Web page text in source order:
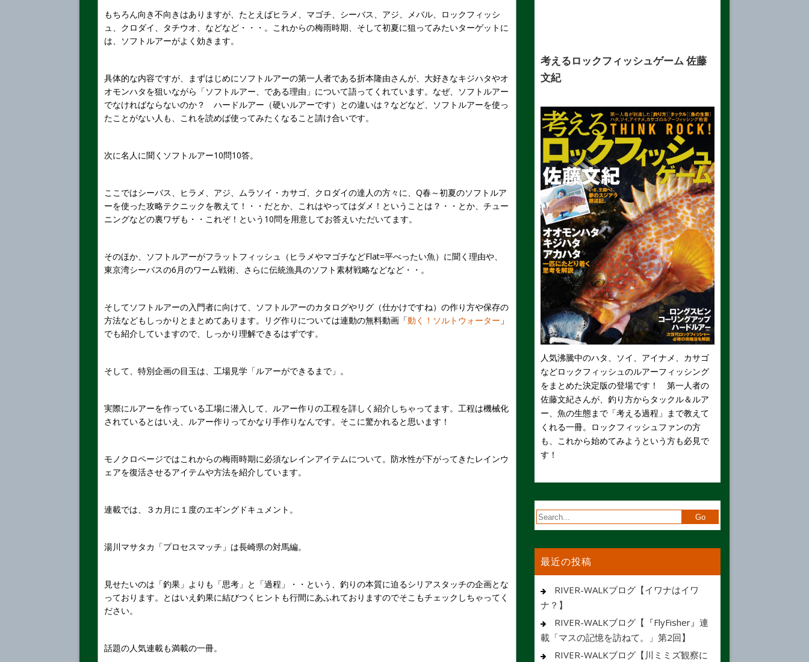
もちろん向き不向きはありますが、たとえばヒラメ、マゴチ、シーバス、アジ、メバル、ロックフィッシ
ュ、クロダイ、タチウオ、などなど・・・。これからの梅雨時期、そして初夏に狙ってみたいターゲットに
は、ソフトルアーがよく効きます。
具体的な内容ですが、まずはじめにソフトルアーの第一人者である折本隆由さんが、大好きなキジハタやオ
オモンハタを狙いながら「ソフトルアー、である理由」について語ってくれています。なぜ、ソフトルアー
でなければならないのか？ ハードルアー（硬いルアーです）との違いは？などなど、ソフトルアーを使っ
たことがない人も、これを読めば使ってみたくなること請け合いです。
次に名人に聞くソフトルアー10問10答。
ここではシーバス、ヒラメ、アジ、ムラソイ・カサゴ、クロダイの達人の方々に、Q春～初夏のソフトルア
ーを使った攻略テクニックを教えて！・・だとか、これはやってはダメ！ということは？・・とか、チュー
ニングなどの裏ワザも・・これぞ！という10問を用意してお答えいただいてます。
そのほか、ソフトルアーがフラットフィッシュ（ヒラメやマゴチなどFlat=平べったい魚）に聞く理由や、
東京湾シーバスの6月のワーム戦術、さらに伝統漁具のソフト素材戦略などなど・・。
そしてソフトルアーの入門者に向けて、ソフトルアーのカタログやリグ（仕かけですね）の作り方や保存の
方法などもしっかりとまとめてあります。リグ作りについては連動の無料動画「動く！ソルトウォーター 」
でも紹介していますので、しっかり理解できるはずです。
そして、特別企画の目玉は、工場見学「ルアーができるまで」。
実際にルアーを作っている工場に潜入して、ルアー作りの工程を詳しく紹介しちゃってます。工程は機械化
されているとはいえ、ルアー作りってかなり手作りなんです。そこに驚かれると思います！
モノクロページではこれからの梅雨時期に必須なレインアイテムについて。防水性が下がってきたレインウ
ェアを復活させるアイテムや方法を紹介しています。
連載では、３カ月に１度のエギングドキュメント。
湯川マサタカ「プロセスマッチ」は長崎県の対馬編。
見せたいのは「釣果」よりも「思考」と「過程」・・という、釣りの本質に迫るシリアスタッチの企画とな
っております。とはいえ釣果に結びつくヒントも行間にあふれておりますのでそこもチェックしちゃってく
ださい。
話題の人気連載も満載の一冊。
考えるロックフィッシュゲーム 佐藤
文紀
人気沸騰中のハタ、ソイ、アイナメ、カサゴ
などロックフィッシュのルアーフィッシング
をまとめた決定版の登場です！ 第一人者の
佐藤文紀さんが、釣り方からタックル＆ルア
ー、魚の生態まで「考える過程」まで教えて
くれる一冊。ロックフィッシュファンの方
も、これから始めてみようという方も必見で
す！
最近の投稿
RIVER-WALKブログ【イワナはイワ
ナ？】
RIVER-WALKブログ【『FlyFisher』連
載「マスの記憶を訪ねて。」第2回】
RIVER-WALKブログ【川ミミズ観察に